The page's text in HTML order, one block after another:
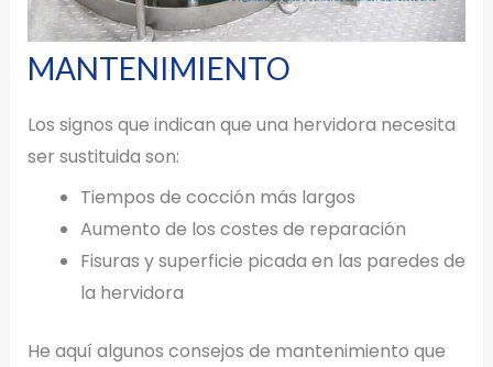
MANTENIMIENTO
Los signos que indican que una hervidora necesita
ser sustituida son:
Tiempos de cocción más largos
Aumento de los costes de reparación
Fisuras y superficie picada en las paredes de
la hervidora
He aquí algunos consejos de mantenimiento que